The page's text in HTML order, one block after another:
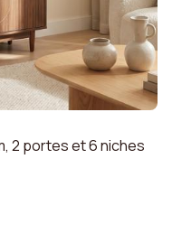
2 portes et 6 niches